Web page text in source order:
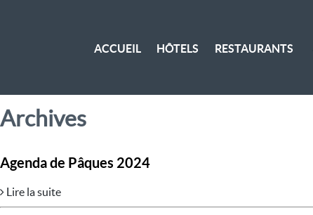
ACCUEIL HÔTELS RESTAURANTS
Archives
Agenda de Pâques 2024
Lire la suite